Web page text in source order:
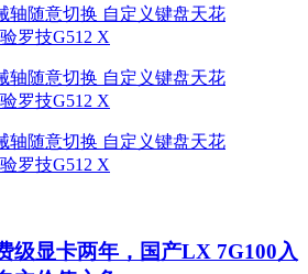
级显卡两年，国产LX 7G100入